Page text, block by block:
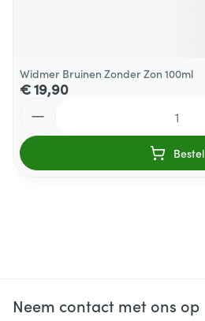
Widmer Bruinen Zonder Zon 100ml
€ 19,90
Bestel
Neem contact met ons op